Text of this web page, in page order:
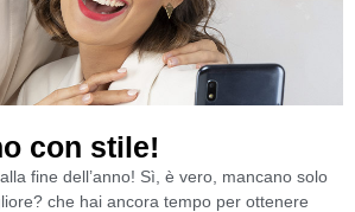
con stile!
fine dell’anno! Sì, è vero, mancano solo
che hai ancora tempo per ottenere